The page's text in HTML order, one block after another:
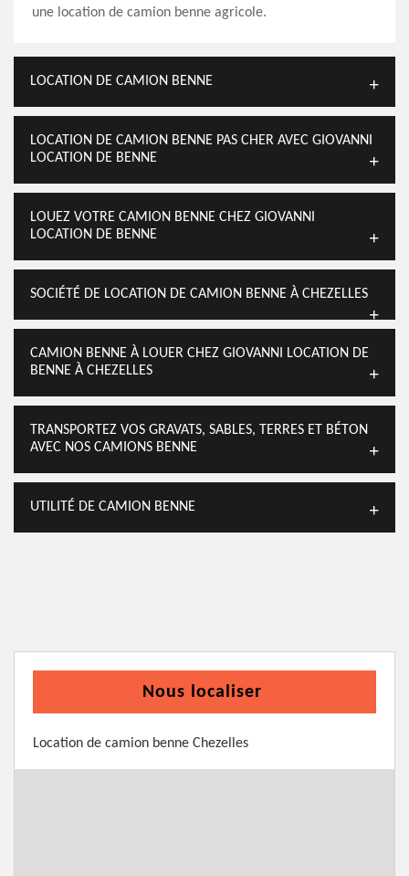
une location de camion benne agricole.
LOCATION DE CAMION BENNE
LOCATION DE CAMION BENNE PAS CHER AVEC GIOVANNI
LOCATION DE BENNE
LOUEZ VOTRE CAMION BENNE CHEZ GIOVANNI
LOCATION DE BENNE
SOCIÉTÉ DE LOCATION DE CAMION BENNE À CHEZELLES
CAMION BENNE À LOUER CHEZ GIOVANNI LOCATION DE
BENNE À CHEZELLES
TRANSPORTEZ VOS GRAVATS, SABLES, TERRES ET BÉTON
AVEC NOS CAMIONS BENNE
UTILITÉ DE CAMION BENNE
Nous localiser
Location de camion benne Chezelles